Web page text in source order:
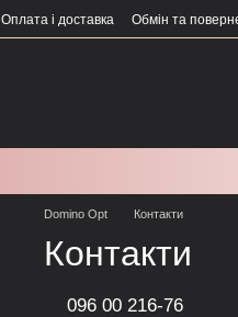
Оплата і доставка Обмін та
Domino Opt Контакти
Контакти
096 00 216-76